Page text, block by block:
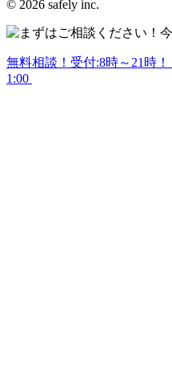
© 2026 safely inc.
無料相談！受付:8時～21時！
1:00